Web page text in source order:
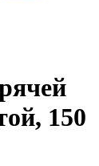
150